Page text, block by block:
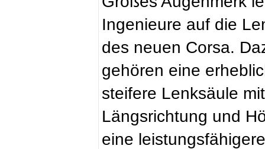
Ingenieure auf die
des neuen Corsa.
gehören eine
steifere Lenksäule
Längsrichtung und
eine